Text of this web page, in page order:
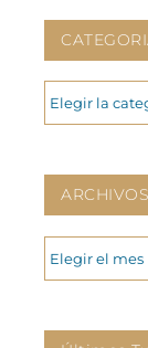
ARCHIVOS
ARCHIVOS